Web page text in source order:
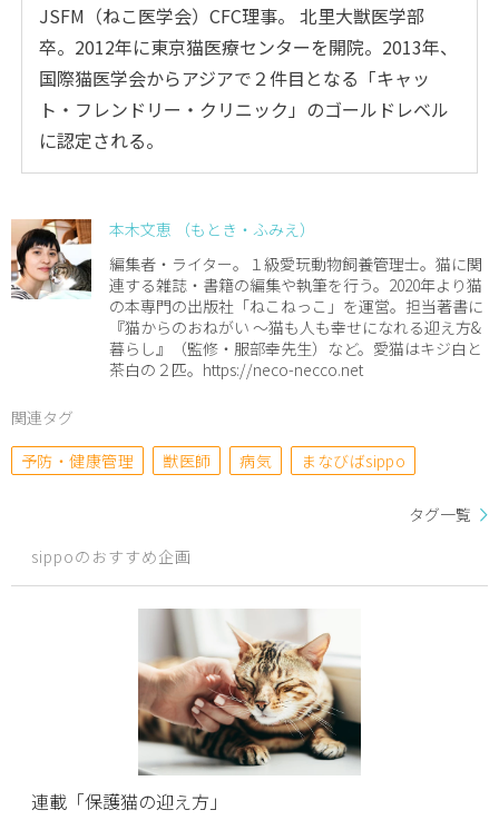
JSFM（ねこ医学会）CFC理事。 北里大獣医学部
卒。2012年に東京猫医療センターを開院。2013年、
国際猫医学会からアジアで２件目となる「キャッ
ト・フレンドリー・クリニック」のゴールドレベル
に認定される。
本木文恵 （もとき・ふみえ）
編集者・ライター。１級愛玩動物飼養管理士。猫に関
連する雑誌・書籍の編集や執筆を行う。2020年より猫
の本専門の出版社「ねこねっこ」を運営。担当著書に
『猫からのおねがい 〜猫も人も幸せになれる迎え方&
暮らし』（監修・服部幸先生）など。愛猫はキジ白と
茶白の２匹。https://neco-necco.net
関連タグ
予防・健康管理
獣医師 病気 まなびばsippo
タグ一覧
sippoのおすすめ企画
連載「保護猫の迎え方」